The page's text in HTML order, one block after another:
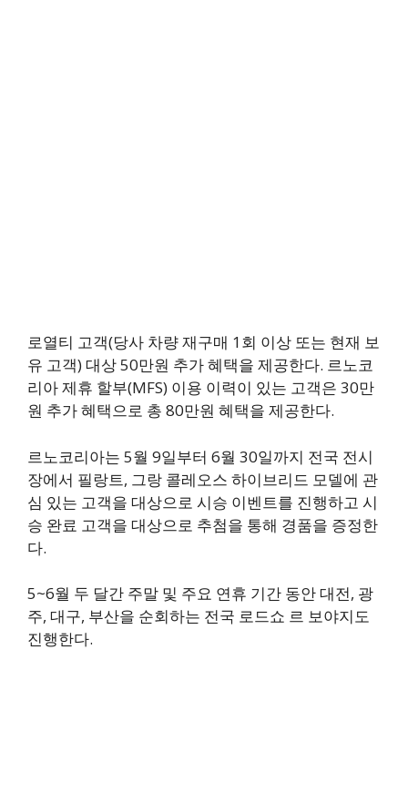
로열티 고객(당사 차량 재구매 1회 이상 또는 현재 보
유 고객) 대상 50만원 추가 혜택을 제공한다. 르노코
리아 제휴 할부(MFS) 이용 이력이 있는 고객은 30만
원 추가 혜택으로 총 80만원 혜택을 제공한다.
르노코리아는 5월 9일부터 6월 30일까지 전국 전시
장에서 필랑트, 그랑 콜레오스 하이브리드 모델에 관
심 있는 고객을 대상으로 시승 이벤트를 진행하고 시
승 완료 고객을 대상으로 추첨을 통해 경품을 증정한
다.
5~6월 두 달간 주말 및 주요 연휴 기간 동안 대전, 광
주, 대구, 부산을 순회하는 전국 로드쇼 르 보야지도
진행한다.